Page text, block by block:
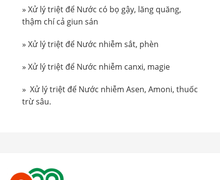
» Xử lý triệt để Nước có bọ gậy, lăng quăng,
thậm chí cả giun sán
» Xử lý triệt để Nước nhiễm sắt, phèn
» Xử lý triệt để Nước nhiễm canxi, magie
» Xử lý triệt để Nước nhiễm Asen, Amoni, thuốc
trừ sâu.